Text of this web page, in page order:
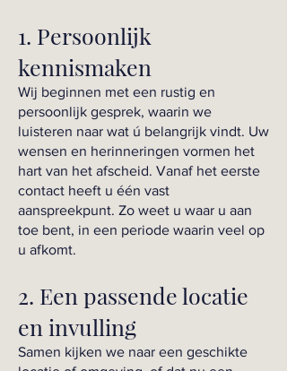
1. Persoonlijk
kennismaken
Wij beginnen met een rustig en
persoonlijk gesprek, waarin we
luisteren naar wat ú belangrijk vindt. Uw
wensen en herinneringen vormen het
hart van het afscheid. Vanaf het eerste
contact heeft u één vast
aanspreekpunt. Zo weet u waar u aan
toe bent, in een periode waarin veel op
u afkomt.
2. Een passende locatie
en invulling
Samen kijken we naar een geschikte